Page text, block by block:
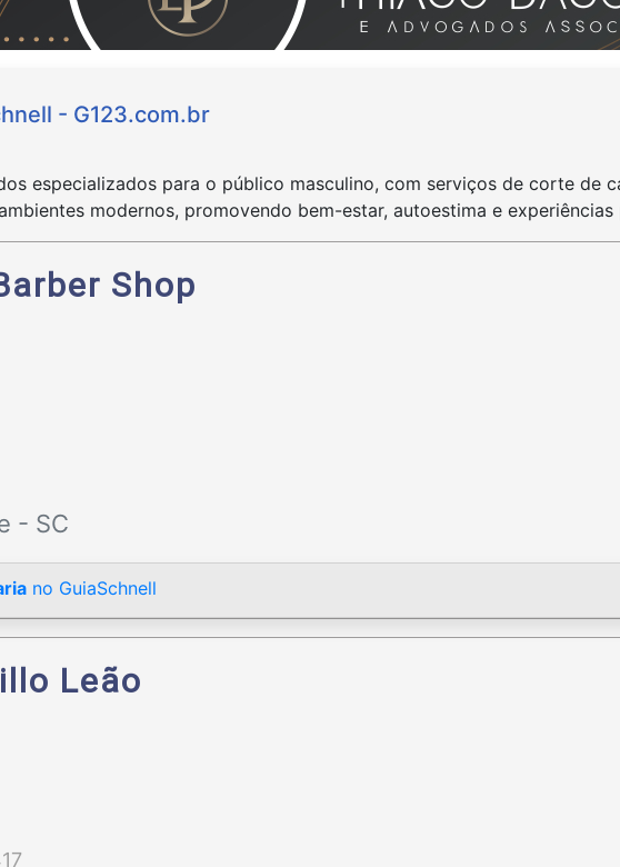
- G123.com.br
especializados para o público masculino, com serviços de corte de
modernos, promovendo bem-estar, autoestima e
Shop
- SC
no GuiaSchnell
Leão